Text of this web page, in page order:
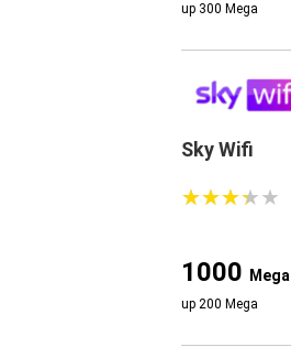
up 300 Mega
Sky Wifi
★★★★★
★★★★★
1000 Mega
up 200 Mega